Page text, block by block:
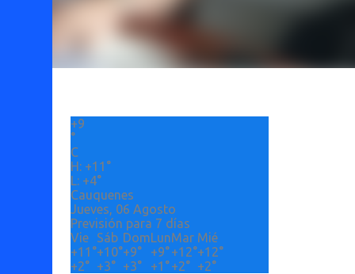
+9
°
C
H: +11°
L: +4°
Cauquenes
Jueves, 06 Agosto
Previsión para 7 días
Vie
Sáb DomLunMar Mié
+11°+10°+9° +9°+12°+12°
+2° +3° +3° +1°+2° +2°